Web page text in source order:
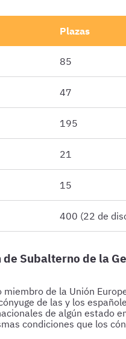
Plazas
85
47
195
21
15
400 (22 de
Subalterno de la
miembro de la Unión
de las y los
de algún estado
condiciones que los